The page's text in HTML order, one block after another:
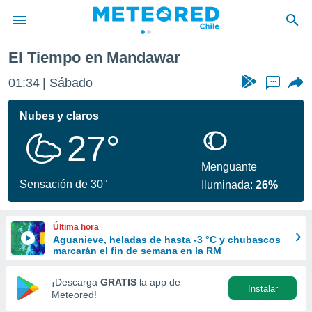
de
por
se
calidad.
a este
las
y
forma
digital
basada
El Tiempo en Mandawar
01:34 Sábado ...
Nubes y claros
27°
Sensación de 30°
Menguante
Iluminada:26%
Última hora
Aguanieve, heladas de hasta -3 °C y chubascos
marcarán el fin de semana en la RM
¡Descarga GRATIS la app de
Meteored!
Instalar